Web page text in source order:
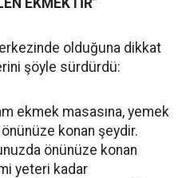
olduğuna dikkat
şöyle sürdürdü:
ekmek masasına, yemek
konan şeydir.
önünüze konan
yeteri kadar